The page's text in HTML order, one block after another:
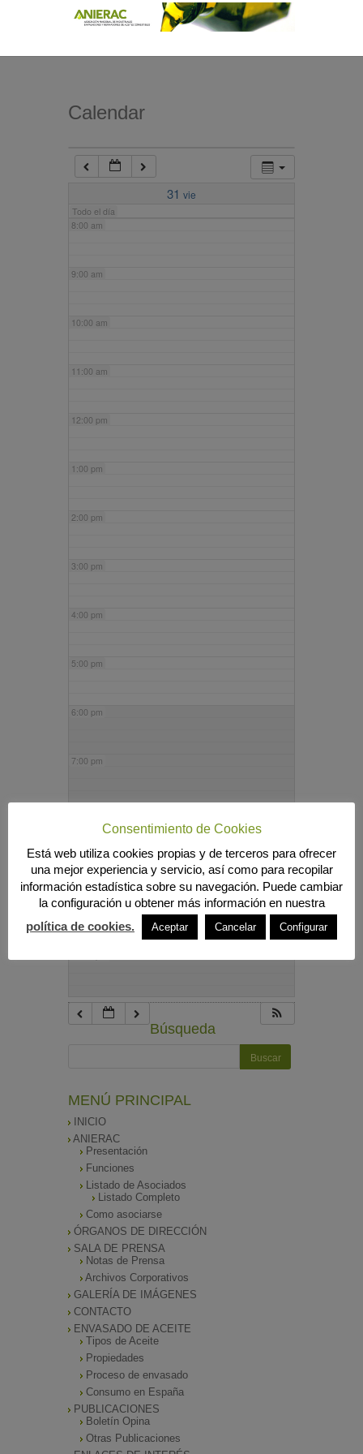
Calendar
31 vie
Todo el día
7:00 am
8:00 am
9:00 am
10:00 am
11:00 am
12:00 pm
1:00 pm
2:00 pm
3:00 pm
4:00 pm
5:00 pm
6:00 pm
7:00 pm
9:00 pm
10:00 pm
Búsqueda
MENÚ PRINCIPAL
INICIO
ANIERAC
Presentación
Funciones
Listado de Asociados
Listado Completo
Como asociarse
ÓRGANOS DE DIRECCIÓN
SALA DE PRENSA
Notas de Prensa
Archivos Corporativos
GALERÍA DE IMÁGENES
CONTACTO
ENVASADO DE ACEITE
Tipos de Aceite
Propiedades
Proceso de envasado
Consumo en España
PUBLICACIONES
Boletín Opina
Otras Publicaciones
Consentimiento de Cookies
Está web utiliza cookies propias y de terceros para ofrecer
una mejor experiencia y servicio, así como para recopilar
información estadística sobre su navegación. Puede cambiar
la configuración u obtener más información en nuestra
política de cookies.
Aceptar Cancelar Configurar